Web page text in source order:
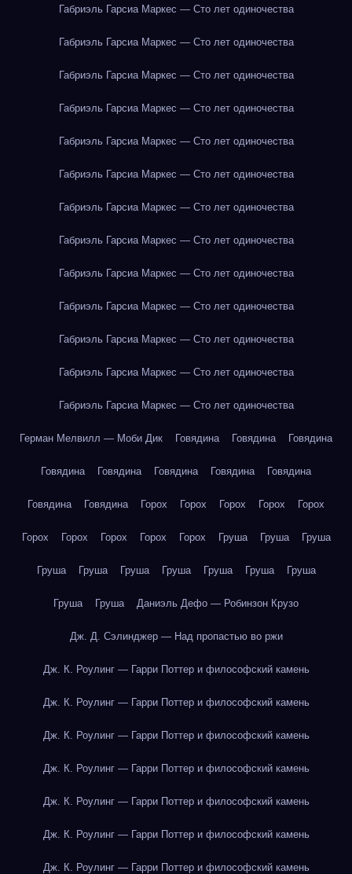
Габриэль Гарсиа Маркес — Сто лет одиночества
Габриэль Гарсиа Маркес — Сто лет одиночества
Габриэль Гарсиа Маркес — Сто лет одиночества
Габриэль Гарсиа Маркес — Сто лет одиночества
Габриэль Гарсиа Маркес — Сто лет одиночества
Габриэль Гарсиа Маркес — Сто лет одиночества
Габриэль Гарсиа Маркес — Сто лет одиночества
Габриэль Гарсиа Маркес — Сто лет одиночества
Габриэль Гарсиа Маркес — Сто лет одиночества
Габриэль Гарсиа Маркес — Сто лет одиночества
Габриэль Гарсиа Маркес — Сто лет одиночества
Габриэль Гарсиа Маркес — Сто лет одиночества
Габриэль Гарсиа Маркес — Сто лет одиночества
Герман Мелвилл — Моби Дик Говядина Говядина Говядина
Говядина Говядина Говядина Говядина Говядина
Говядина Говядина Горох Горох Горох Горох Горох
Горох Горох Горох Горох Горох Груша Груша Груша
Груша Груша Груша Груша Груша Груша Груша
Груша Груша Даниэль Дефо — Робинзон Крузо
Дж. Д. Сэлинджер — Над пропастью во ржи
Дж. К. Роулинг — Гарри Поттер и философский камень
Дж. К. Роулинг — Гарри Поттер и философский камень
Дж. К. Роулинг — Гарри Поттер и философский камень
Дж. К. Роулинг — Гарри Поттер и философский камень
Дж. К. Роулинг — Гарри Поттер и философский камень
Дж. К. Роулинг — Гарри Поттер и философский камень
Дж. К. Роулинг — Гарри Поттер и философский камень